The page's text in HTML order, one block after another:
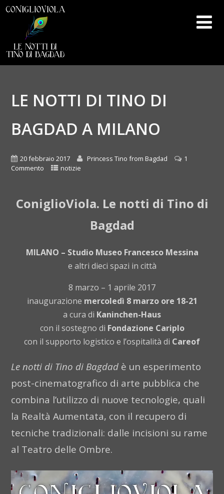
LE NOTTI DI TINO DI
BAGDAD A MILANO
20 febbraio 2017 Princess Tino from Bagdad
1
Commento
notizie
ConiglioViola. Le notti di Tino di
Bagdad
MILANO – Studio Museo Francesco Messina
e altri dieci spazi in città
8 marzo – 1 aprile 2017
inaugurazione mercoledì 8 marzo ore 18-21
a cura di Kaninchen-Haus
con il sostegno di Fondazione Cariplo
con il supporto logistico e l’ospitalità di Careof
Le notti di Tino di Bagdadè un esperimento
post-cinematografico di arte pubblica che
combina l’utilizzo di nuove tecnologie, quali
la Realtà Aumentata, con il recupero di
tecniche tradizionali: dalle incisioni su rame
al Teatro delle Ombre.